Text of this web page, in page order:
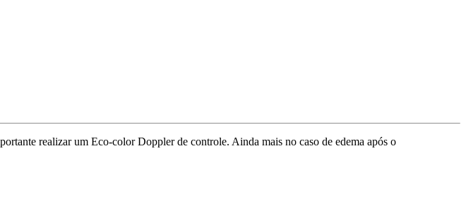
realizar um Eco-color Doppler de controle. Ainda mais no caso de edema após o